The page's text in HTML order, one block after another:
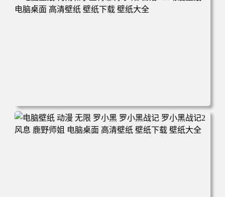
林 蓝天 4k壁纸 电脑桌面 高清壁纸 壁纸下载 壁纸大全
电脑壁纸 柯南和小兰背靠背 夕阳 日落 4K动漫壁纸 电脑桌
面 高清壁纸 壁纸下载 壁纸大全